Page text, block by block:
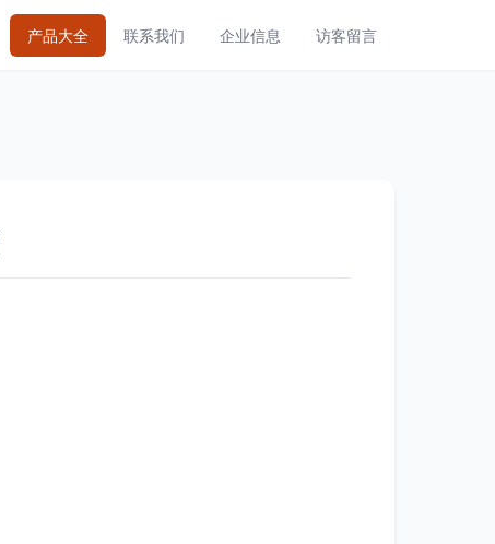
产品大全 联系我们 企业信息 访客留言